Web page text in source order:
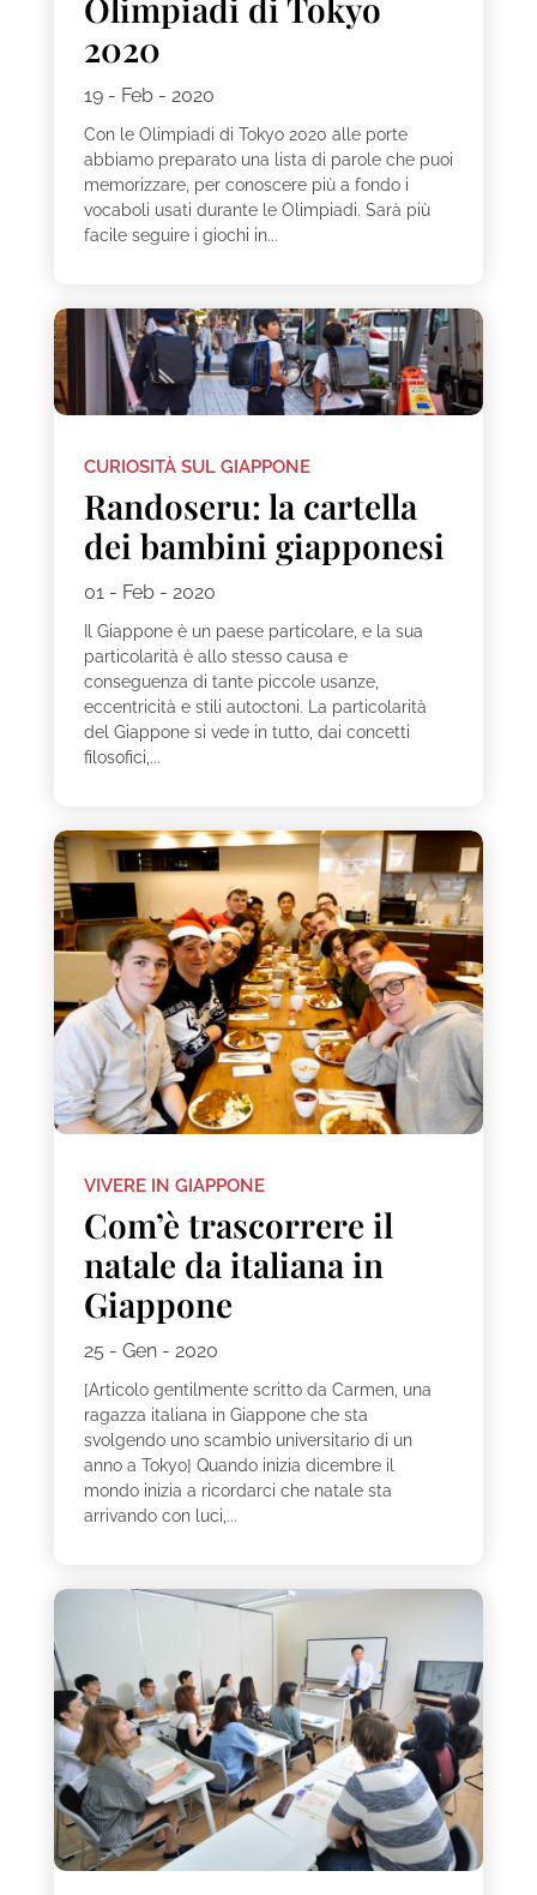
2020
19 - Feb - 2020
Con le Olimpiadi di Tokyo 2020 alle porte
abbiamo preparato una lista di parole che puoi
memorizzare, per conoscere più a fondo i
vocaboli usati durante le Olimpiadi. Sarà più
facile seguire i giochi in...
CURIOSITÀ SUL GIAPPONE
Randoseru: la cartella
dei bambini giapponesi
01 - Feb - 2020
Il Giappone è un paese particolare, e la sua
particolarità è allo stesso causa e
conseguenza di tante piccole usanze,
eccentricità e stili autoctoni. La particolarità
del Giappone si vede in tutto, dai concetti
filosofici,...
VIVERE IN GIAPPONE
Com’è trascorrere il
natale da italiana in
Giappone
25 - Gen - 2020
[Articolo gentilmente scritto da Carmen, una
ragazza italiana in Giappone che sta
svolgendo uno scambio universitario di un
anno a Tokyo] Quando inizia dicembre il
mondo inizia a ricordarci che natale sta
arrivando con luci,...